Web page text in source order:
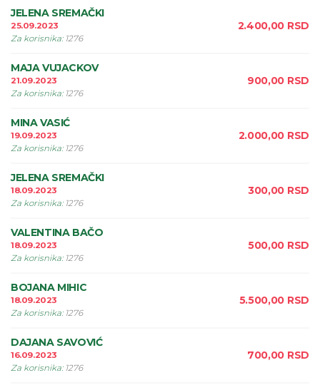
JELENA SREMAČKI
25.09.2023
Za korisnika: 1276
2.400,00 RSD
MAJA VUJACKOV
21.09.2023
Za korisnika: 1276
900,00 RSD
MINA VASIĆ
19.09.2023
Za korisnika: 1276
2.000,00 RSD
JELENA SREMAČKI
18.09.2023
Za korisnika: 1276
300,00 RSD
VALENTINA BAČO
18.09.2023
Za korisnika: 1276
500,00 RSD
BOJANA MIHIC
18.09.2023
Za korisnika: 1276
5.500,00 RSD
DAJANA SAVOVIĆ
16.09.2023
Za korisnika: 1276
700,00 RSD